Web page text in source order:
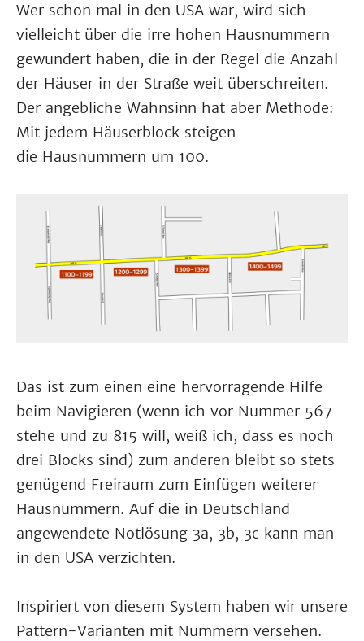
Wer schon mal in den USA war, wird sich
vielleicht über die irre hohen Hausnummern
gewundert haben, die in der Regel die Anzahl
der Häuser in der Straße weit überschreiten.
Der angebliche Wahnsinn hat aber Methode:
Mit jedem Häuserblock steigen
die Hausnummern um 100.
Das ist zum einen eine hervorragende Hilfe
beim Navigieren (wenn ich vor Nummer 567
stehe und zu 815 will, weiß ich, dass es noch
drei Blocks sind) zum anderen bleibt so stets
genügend Freiraum zum Einfügen weiterer
Hausnummern. Auf die in Deutschland
angewendete Notlösung 3a, 3b, 3c kann man
in den USA verzichten.
Inspiriert von diesem System haben wir unsere
Pattern-Varianten mit Nummern versehen.